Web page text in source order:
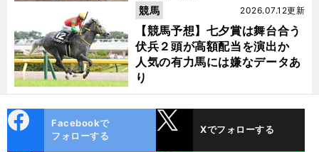
【競馬予想】七夕賞は舞台合う
伏兵２頭が高額配当を演出か
人気の有力馬には嫌なデータあ
り
2026.07.12更新
競馬
ok
Facebookで
フォローする
Xでフォローする